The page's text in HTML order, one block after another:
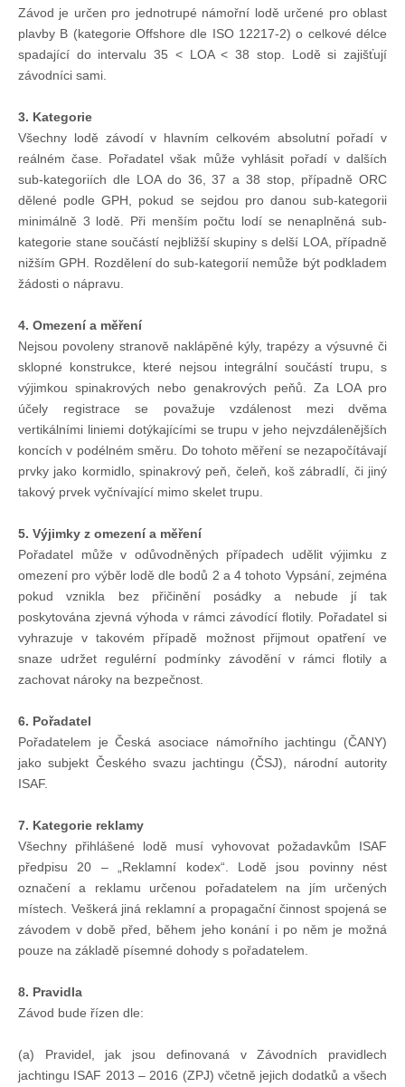
Ostatní
Offshore Cup
Pohár mistrů
Osobnost roku
Mezinárodní pohár
Modrá stuha
Pohárové závody
Kvízy
O lodích a plavbách
Technika lodí
Přednášky
Převzaté články ze zahraničí
Plavební oblasti
Fotogalerie
Knihovna
Závod je určen pro jednotrupé námořní lodě určené pro oblast
plavby B (kategorie Offshore dle ISO 12217-2) o celkové délce
spadající do intervalu 35 < LOA < 38 stop. Lodě si zajišťují
závodníci sami.
3. Kategorie
Všechny lodě závodí v hlavním celkovém absolutní pořadí v
reálném čase. Pořadatel však může vyhlásit pořadí v dalších
sub-kategoriích dle LOA do 36, 37 a 38 stop, případně ORC
dělené podle GPH, pokud se sejdou pro danou sub-kategorii
minimálně 3 lodě. Při menším počtu lodí se nenaplněná sub-
kategorie stane součástí nejbližší skupiny s delší LOA, případně
nižším GPH. Rozdělení do sub-kategorií nemůže být podkladem
žádosti o nápravu.
4. Omezení a měření
Nejsou povoleny stranově naklápěné kýly, trapézy a výsuvné či
sklopné konstrukce, které nejsou integrální součástí trupu, s
výjimkou spinakrových nebo genakrových peňů. Za LOA pro
účely registrace se považuje vzdálenost mezi dvěma
vertikálními liniemi dotýkajícími se trupu v jeho nejvzdálenějších
koncích v podélném směru. Do tohoto měření se nezapočítávají
prvky jako kormidlo, spinakrový peň, čeleň, koš zábradlí, či jiný
takový prvek vyčnívající mimo skelet trupu.
5. Výjimky z omezení a měření
Pořadatel může v odůvodněných případech udělit výjimku z
omezení pro výběr lodě dle bodů 2 a 4 tohoto Vypsání, zejména
pokud vznikla bez přičinění posádky a nebude jí tak
poskytována zjevná výhoda v rámci závodící flotily. Pořadatel si
vyhrazuje v takovém případě možnost přijmout opatření ve
snaze udržet regulérní podmínky závodění v rámci flotily a
zachovat nároky na bezpečnost.
6. Pořadatel
Pořadatelem je Česká asociace námořního jachtingu (ČANY)
jako subjekt Českého svazu jachtingu (ČSJ), národní autority
ISAF.
7. Kategorie reklamy
Všechny přihlášené lodě musí vyhovovat požadavkům ISAF
předpisu 20 – „Reklamní kodex“. Lodě jsou povinny nést
označení a reklamu určenou pořadatelem na jím určených
místech. Veškerá jiná reklamní a propagační činnost spojená se
závodem v době před, během jeho konání i po něm je možná
pouze na základě písemné dohody s pořadatelem.
8. Pravidla
Závod bude řízen dle:
(a) Pravidel, jak jsou definovaná v Závodních pravidlech
jachtingu ISAF 2013 – 2016 (ZPJ) včetně jejich dodatků a všech